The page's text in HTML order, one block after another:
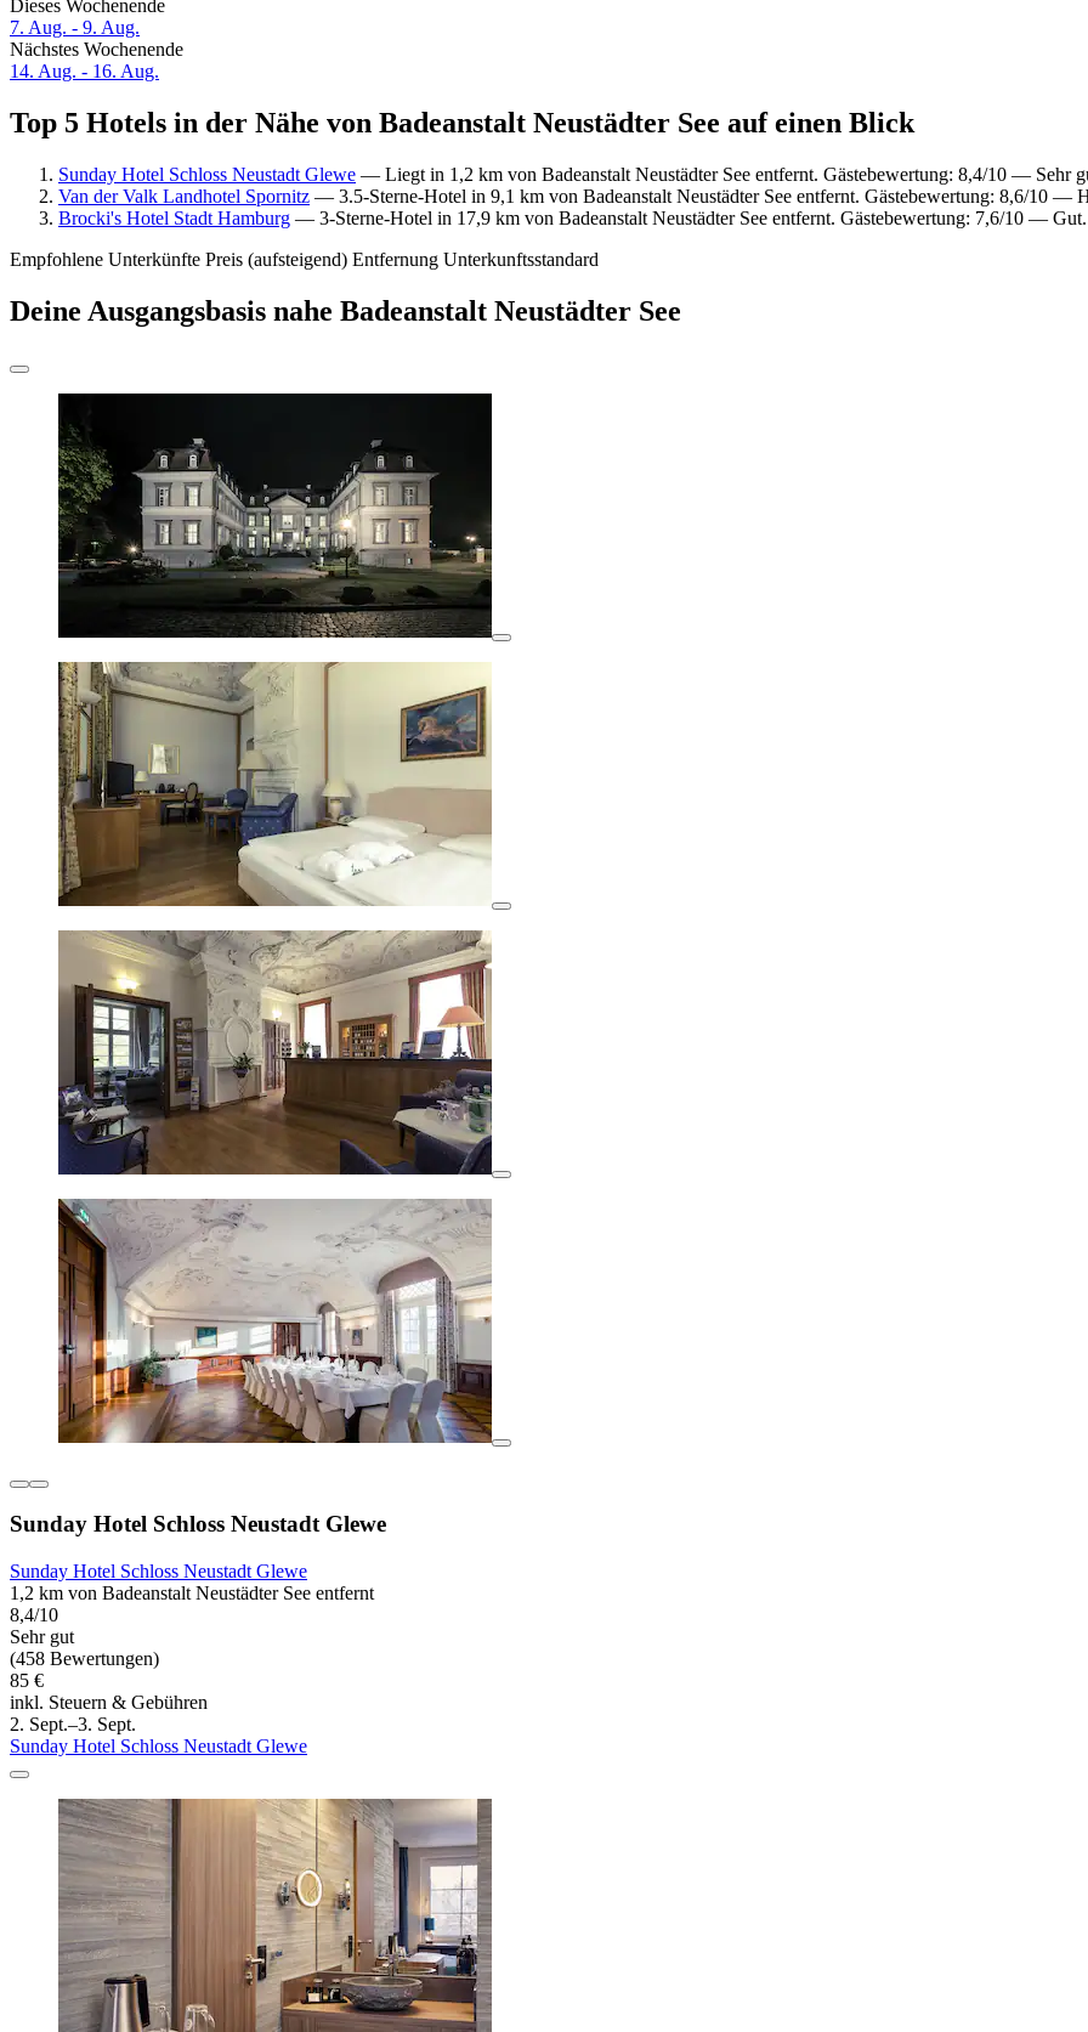
Dieses Wochenende
7. Aug. - 9. Aug.
Nächstes Wochenende
14. Aug. - 16. Aug.
Top 5 Hotels in der Nähe von Badeanstalt Neustädter See auf einen Blick
Sunday Hotel Schloss Neustadt Glewe — Liegt in 1,2 km von Badeanstalt Neustädter See entfernt. Gästebewertung: 8,4/10 — Sehr
Van der Valk Landhotel Spornitz — 3.5-Sterne-Hotel in 9,1 km von Badeanstalt Neustädter See entfernt. Gästebewertung: 8,6/10 —
Brocki's Hotel Stadt Hamburg — 3-Sterne-Hotel in 17,9 km von Badeanstalt Neustädter See entfernt. Gästebewertung: 7,6/10 — Gut.
Empfohlene Unterkünfte Preis (aufsteigend) Entfernung Unterkunftsstandard
Deine Ausgangsbasis nahe Badeanstalt Neustädter See
Sunday Hotel Schloss Neustadt Glewe
Sunday Hotel Schloss Neustadt Glewe
1,2 km von Badeanstalt Neustädter See entfernt
8,4/10
Sehr gut
(458 Bewertungen)
85 €
inkl. Steuern & Gebühren
2. Sept.–3. Sept.
Sunday Hotel Schloss Neustadt Glewe